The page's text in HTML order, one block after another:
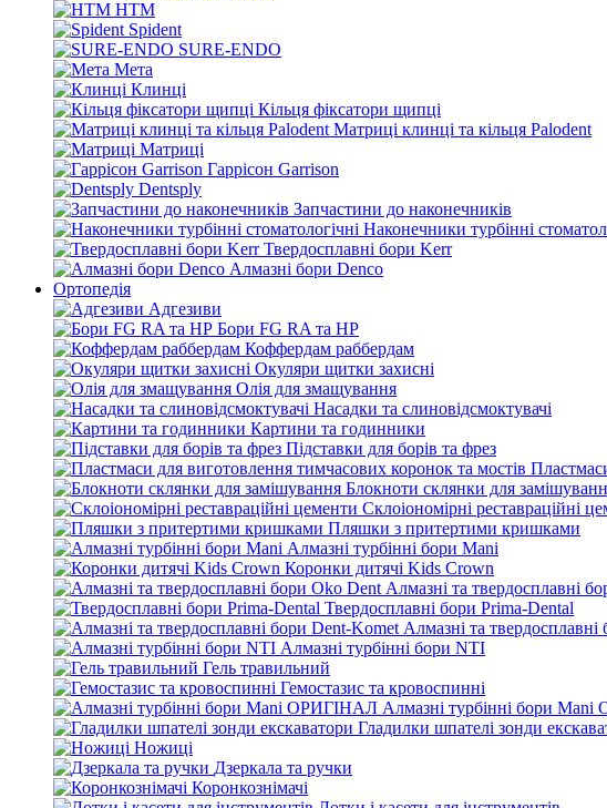
HTM
Spident
SURE-ENDO
Мета
Клинці
Кільця фіксатори щипці
Матриці клинці та кільця Palodent
Матриці
Гаррісон Garrison
Dentsply
Запчастини до наконечників
Наконечники турбінні
Твердосплавні бори Kerr
Алмазні бори Denco
Ортопедія
Адгезиви
Бори FG RA та HP
Коффердам раббердам
Окуляри щитки захисні
Олія для змащування
Насадки та слиновідсмоктувачі
Картини та годинники
Підставки для борів та фрез
Блокноти склянки для
Склоіономірні реставраційні
Пляшки з притертими кришками
Алмазні турбінні бори Mani
Коронки дитячі Kids Crown
Алмазні та твердосплавні
Твердосплавні бори Prima-Dental
Алмазні та
Алмазні турбінні бори NTI
Гель травильний
Гемостазис та кровоспинні
Алмазні турбінні бори
Гладилки шпателі зонди
Ножиці
Дзеркала та ручки
Коронкознімачі